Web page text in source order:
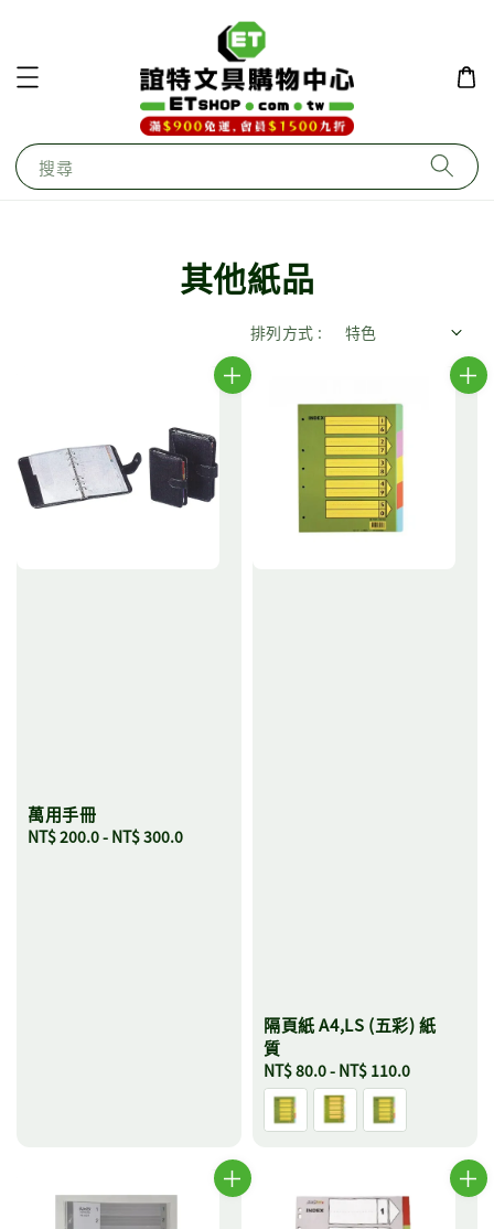
搜尋
其他紙品
排列方式 :
萬用手冊
Regular
NT$ 200.0- NT$ 300.0
隔頁紙 A4,LS (五彩) 紙
質
Regular
price
NT$ 80.0- NT$ 110.0